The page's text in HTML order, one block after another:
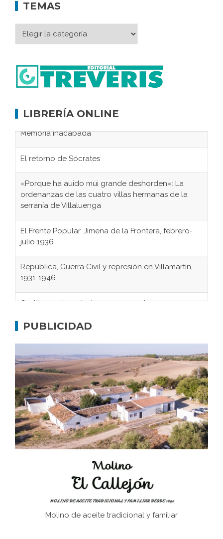
TEMAS
LIBRERÍA ONLINE
ordenanzas de las cuatro villas hermanas de la
serranía de Villaluenga
1931-1946
Don Perafán de Ribera y sus fundaciones de
El Frente Popular. Ubrique, febrero-julio 1936
Juntar las letras. La alfabetización en el campo: del
afán de saber a la autogestión
Historia y vivencias del poblado de Los Hurones
Memoria inacabada
PUBLICIDAD
Molino de aceite tradicional y familiar